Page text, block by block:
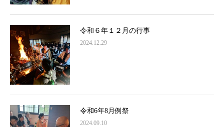
令和６年１２月の行事
2024.12.29
令和6年8月例祭
2024.09.10